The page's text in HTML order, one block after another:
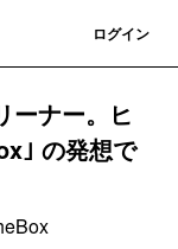
ログイン
ーナー。ヒ
｣ の発想で